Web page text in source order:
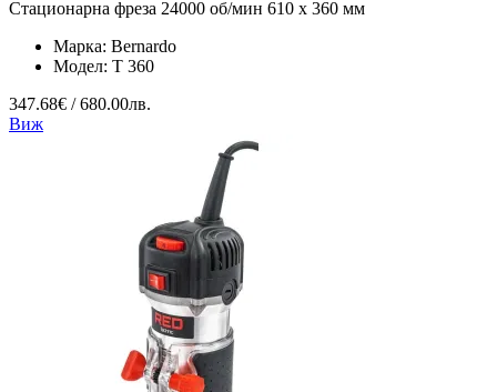
Стационарна фреза 24000 об/мин 610 х 360 мм
Марка: Bernardo
Модел: T 360
347.68€ / 680.00лв.
Виж